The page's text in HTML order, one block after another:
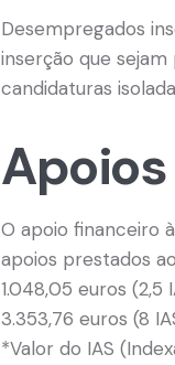
Desempregados
inserção que
candidaturas
Apoios
O apoio financeiro
apoios prestados
1.048,05 euros
3.353,76 euros (8
*Valor do IAS